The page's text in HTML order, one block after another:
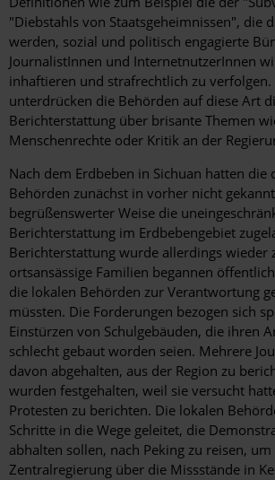
"Diebstahls von Staatsgeheimnissen", die
werden, sozial und politisch engagierte
JournalistInnen und InternetnutzerInnen
inhaftieren und strafrechtlich zu
unterdrücken die Behörden auf diese Art
Berichterstattung über brisante Themen
Menschenrechte oder Kritik an der
Nach dem Erdbeben in Sichuan hatten die
Behörden zunächst in vorher nicht
begrüßenswerter Weise die
Berichterstattung im Erdbebengebiet
Berichterstattung wurde allerdings wieder
ortsansässige Familien begannen
die lokalen Behörden zur Verantwortung
müssten. Die Forderungen bezogen sich
Einstürzen von Schulgebäuden, die ihren
schlecht gebaut worden seien. Mehrere
davon abgehalten, aus der Region zu
wurden festgehalten, weil sie versucht
Protesten zu berichten. Die lokalen
Schritte in die Wege geleitet, die
abhalten sollen, nach Peking zu reisen, um
Zentralregierung über die Missstände in